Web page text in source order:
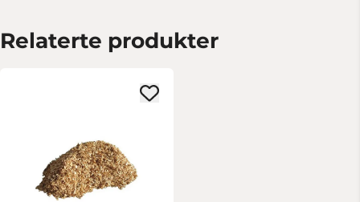
Relaterte produkter